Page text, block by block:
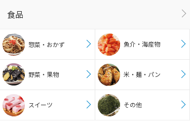
食品
惣菜・おかず 魚介・海産物
野菜・果物 米・麺・パン
スイーツ その他